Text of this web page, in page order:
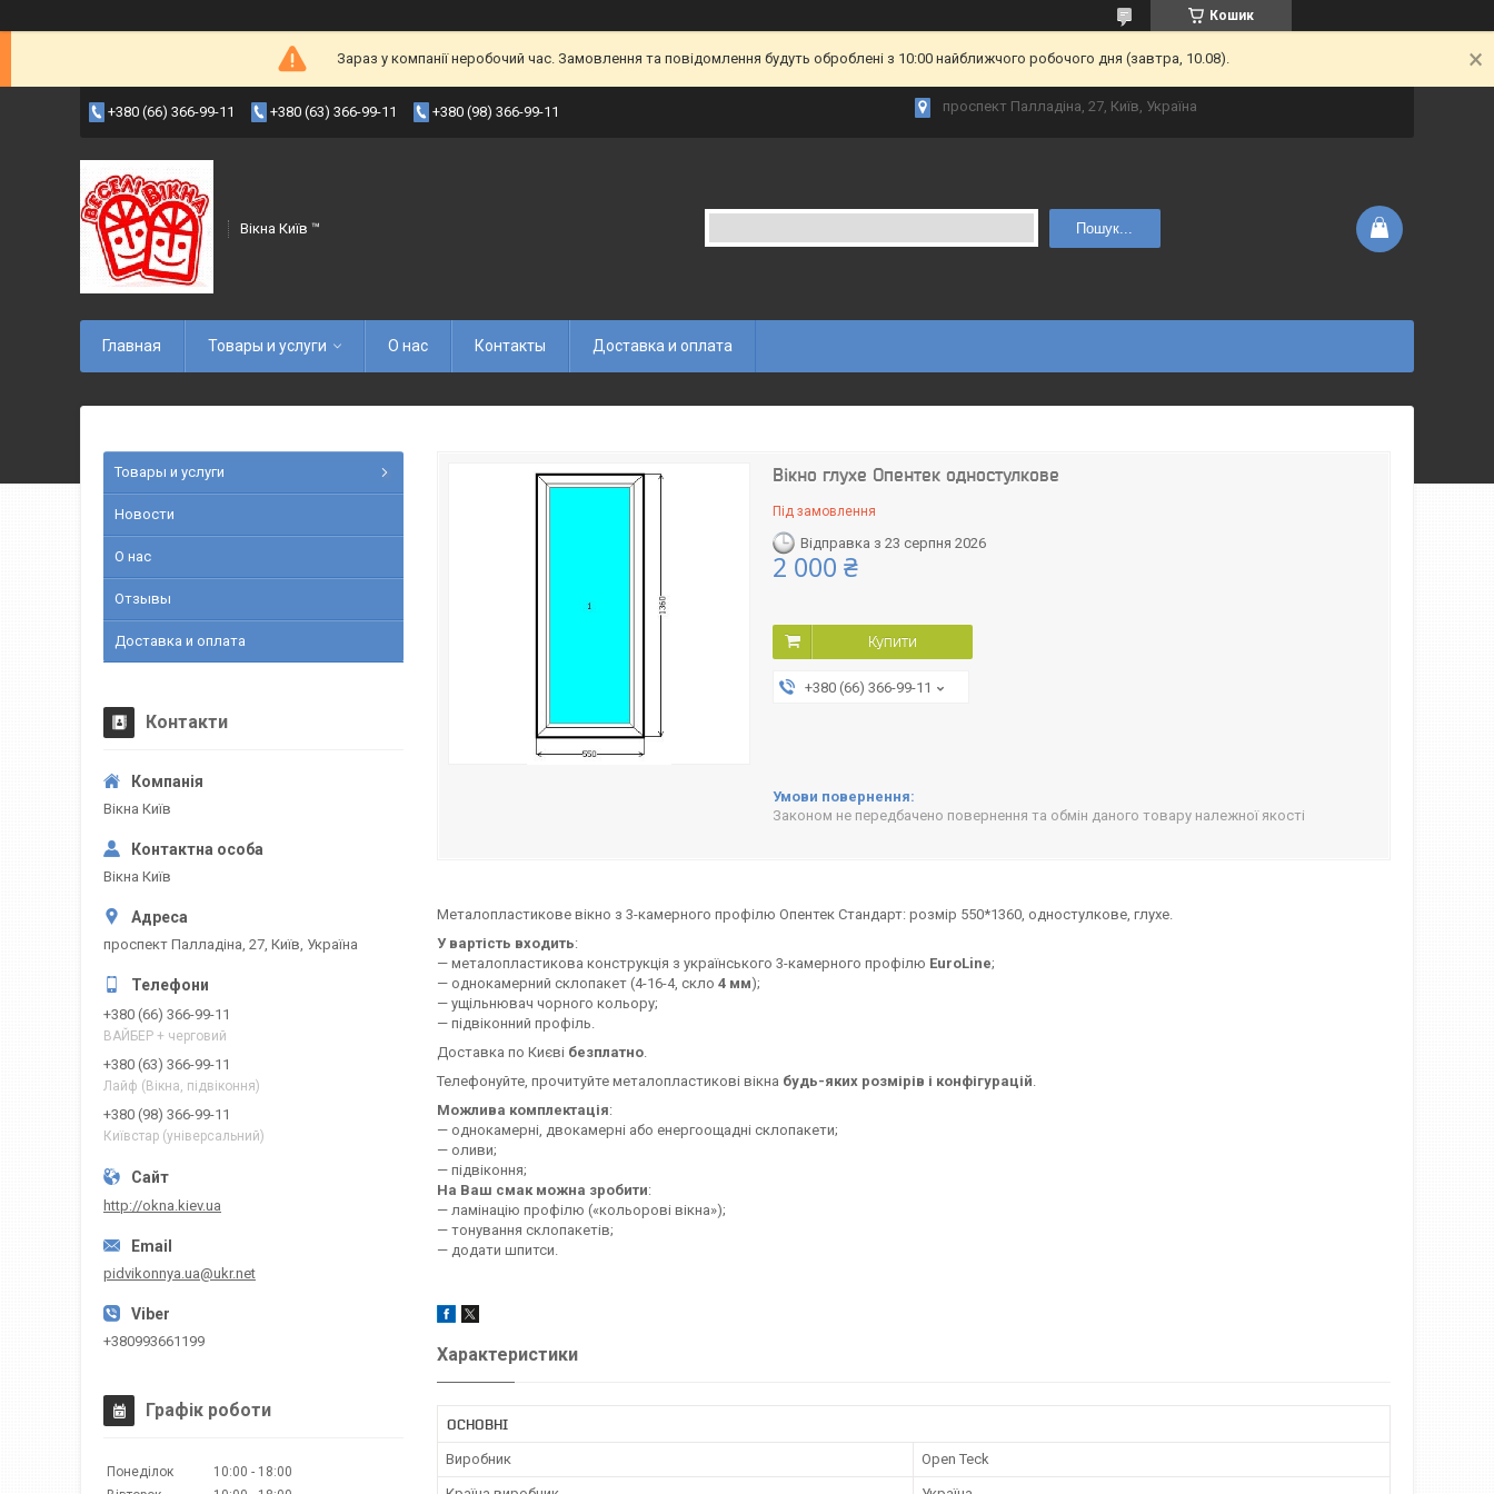
Кошик
Зараз у компанії неробочий час. Замовлення та повідомлення будуть оброблені з 10:00 найближчого робочого дня (завтра, 10.08).
+380 (66) 366-99-11 +380 (63) 366-99-11 +380 (98) 366-99-11 проспект Палладіна, 27, Київ, Україна
Вікна Київ ™ Пошук...
Главная Товары и услуги О нас Контакты Доставка и оплата
Вікно глухе Опентек одностулкове
Під замовлення
Відправка з 23 серпня 2026
2 000 ₴
Купити
+380 (66) 366-99-11
Законом не передбачено повернення та обмін даного товару належної якості
Металопластикове вікно з 3-камерного профілю Опентек Стандарт: розмір 550*1360, одностулкове, глухе.
У вартість входить:
— металопластикова конструкція з українського 3-камерного профілю EuroLine;
— однокамерний склопакет (4-16-4, скло 4 мм);
— ущільнювач чорного кольору;
— підвіконний профіль.
Доставка по Києві безплатно.
Телефонуйте, прочитуйте металопластикові вікна будь-яких розмірів і конфігурацій.
Можлива комплектація:
— однокамерні, двокамерні або енергоощадні склопакети;
— оливи;
— підвіконня;
На Ваш смак можна зробити:
— ламінацію профілю («кольорові вікна»);
— тонування склопакетів;
— додати шпитси.
Характеристики
ОСНОВНІ
Виробник Open Teck
Товары и услуги
Новости
О нас
Отзывы
Доставка и оплата
Контакти
Вікна Київ
Вікна Київ
проспект Палладіна, 27, Київ, Україна
+380 (66) 366-99-11
ВАЙБЕР + черговий
+380 (63) 366-99-11
Лайф (Вікна, підвіконня)
+380 (98) 366-99-11
Київстар (універсальний)
http://okna.kiev.ua
pidvikonnya.ua@ukr.net
+380993661199
Графік роботи
Понеділок 10:00
18:00